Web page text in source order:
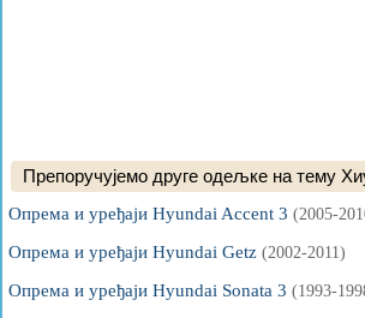
Препоручујемо друге одељке на тему
Опрема и уређаји Hyundai Accent 3 (2005-
Опрема и уређаји Hyundai Getz (2002-2011)
Опрема и уређаји Hyundai Sonata 3 (1993-